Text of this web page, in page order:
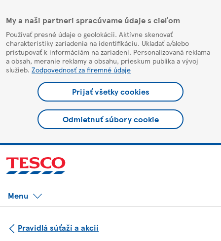
My a naši partneri spracúvame údaje s cieľom
Používať presné údaje o geolokácii. Aktívne skenovať
charakteristiky zariadenia na identifikáciu. Ukladať a/alebo
pristupovať k informáciám na zariadení. Personalizovaná reklama
a obsah, meranie reklamy a obsahu, prieskum publika a vývoj
služieb. Zodpovednosť za firemné údaje
Prijať všetky cookies
Odmietnuť súbory cookie
Menu
Pravidlá súťaží a akcií